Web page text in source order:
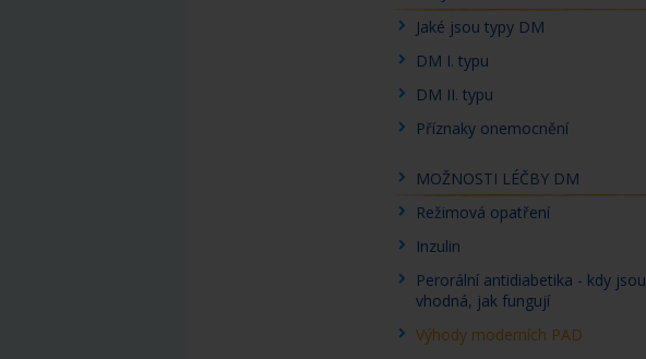
Jaké jsou typy DM
DM I. typu
DM II. typu
Příznaky onemocnění
MOŽNOSTI LÉČBY DM
Režimová opatření
Inzulin
Perorální antidiabetika - kdy jsou
vhodná, jak fungují
Výhody moderních PAD